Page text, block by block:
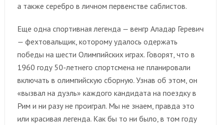
а также серебро в личном первенстве саблистов.
Еще одна спортивная легенда — венгр Аладар Геревич
— фехтовальщик, которому удалось одержать
победы на шести Олимпийских играх. Говорят, что в
1960 году 50-летнего спортсмена не планировали
включать в олимпийскую сборную. Узнав об этом, он
«вызвал на дуэль» каждого кандидата на поездку в
Рим и ни разу не проиграл. Мы не знаем, правда это
или красивая легенда. Как бы то ни было, в том году